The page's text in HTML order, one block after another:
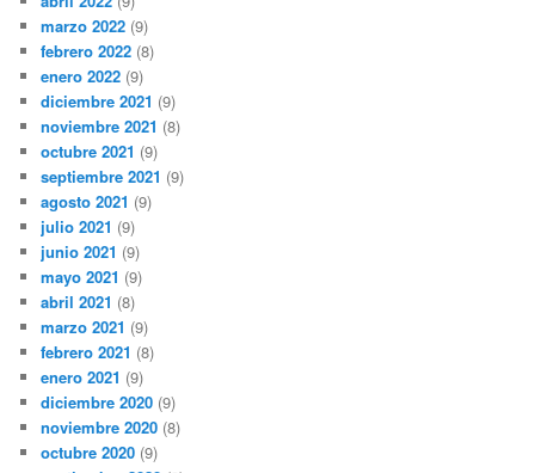
marzo 2022 (9)
febrero 2022 (8)
enero 2022 (9)
diciembre 2021 (9)
noviembre 2021 (8)
octubre 2021 (9)
septiembre 2021 (9)
agosto 2021 (9)
julio 2021 (9)
junio 2021 (9)
mayo 2021 (9)
abril 2021 (8)
marzo 2021 (9)
febrero 2021 (8)
enero 2021 (9)
diciembre 2020 (9)
noviembre 2020 (8)
octubre 2020 (9)